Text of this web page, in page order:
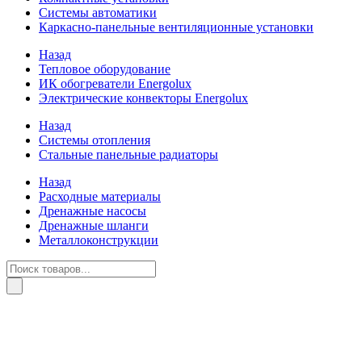
Системы автоматики
Каркасно-панельные вентиляционные установки
Назад
Тепловое оборудование
ИК обогреватели Energolux
Электрические конвекторы Energolux
Назад
Системы отопления
Стальные панельные радиаторы
Назад
Расходные материалы
Дренажные насосы
Дренажные шланги
Металлоконструкции